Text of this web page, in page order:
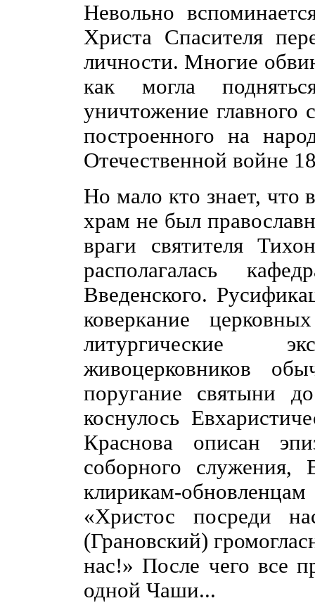
Невольно
Христа Спасителя
личности. Многие
как могла
уничтожение главного
построенного на
Отечественной войне
Но мало кто знает, что
храм не был
враги святителя
располагалась
Введенского.
коверкание
литургические
живоцерковников
поругание святыни
коснулось
Краснова описан
соборного служения,
клирикам-
«Христос посреди
(Грановский)
нас!» После чего все
одной Чаши...